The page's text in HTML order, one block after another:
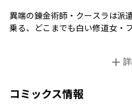
異端の錬金術師・クースラは派
乗る、どこまでも白い修道女・
コミックス情報